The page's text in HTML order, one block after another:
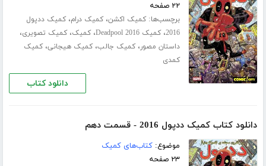
۲۲ صفحه
برچسب‌ها:کمیک اکشن،کمیک درام،کمیک ددپول
2016،کمیک Deadpool 2016 ،کمیک،کمیک تصویری،
داستان مصور،کمیک جالب،کمیک هیجانی،کمیک
کمدی
دانلود کتاب
دانلود کتاب کمیک ددپول 2016 - قسمت دهم
موضوع:کتاب‌های کمیک
۲۳ صفحه